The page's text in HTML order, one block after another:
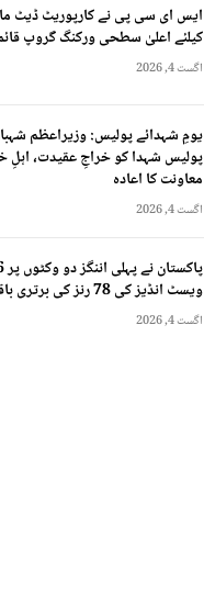
ایس ای سی پی نے کارپوریٹ ڈیٹ
کیلئے اعلیٰ سطحی ورکنگ گروپ
اگست 4, 2026
یومِ شہدائے پولیس: وزیراعظم
پولیس شہدا کو خراجِ عقیدت، اہلِ
معاونت کا اعادہ
اگست 4, 2026
ویسٹ انڈیز کی 78 رنز کی برتری باقی
اگست 4, 2026